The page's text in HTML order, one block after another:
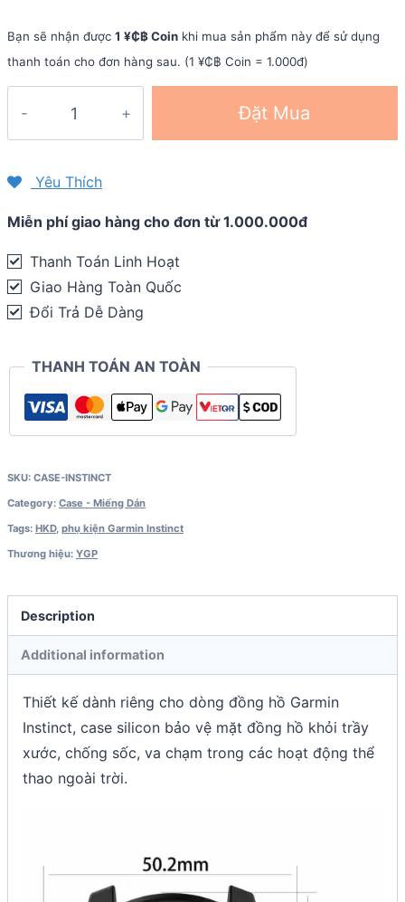
Bạn sẽ nhận được 1 ¥₵฿ Coin khi mua sản phẩm này để sử dụng
thanh toán cho đơn hàng sau. (1 ¥₵฿ Coin = 1.000đ)
silicon
Garmin
Instinct
quantity
Đặt Mua
Yêu Thích
Miễn phí giao hàng cho đơn từ 1.000.000đ
Thanh Toán Linh Hoạt
Giao Hàng Toàn Quốc
Đổi Trả Dễ Dàng
THANH TOÁN AN TOÀN
SKU: CASE-INSTINCT
Category: Case - Miếng Dán
Tags: HKD, phụ kiện Garmin Instinct
Thương hiệu: YGP
Description
Additional information
Thiết kế dành riêng cho dòng đồng hồ Garmin
Instinct, case silicon bảo vệ mặt đồng hồ khỏi trầy
xước, chống sốc, va chạm trong các hoạt động thể
thao ngoài trời.